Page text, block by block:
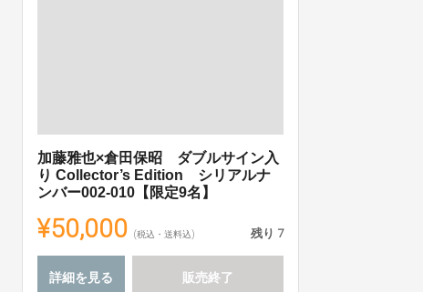
加藤雅也×倉田保昭 ダブルサイン入
り Collector’s Edition シリアルナ
ンバー002-010【限定9名】
¥50,000 (税込・送料込) 残り 7
詳細を見る 販売終了